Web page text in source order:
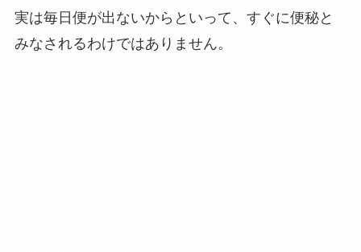
実は毎日便が出ないからといって、すぐに便秘と
みなされるわけではありません。